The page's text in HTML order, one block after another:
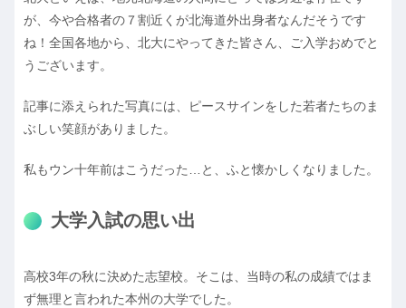
が、今や合格者の７割近くが北海道外出身者なんだそうです
ね！全国各地から、北大にやってきた皆さん、ご入学おめでと
うございます。
記事に添えられた写真には、ピースサインをした若者たちのま
ぶしい笑顔がありました。
私もウン十年前はこうだった…と、ふと懐かしくなりました。
大学入試の思い出
高校3年の秋に決めた志望校。そこは、当時の私の成績ではま
ず無理と言われた本州の大学でした。